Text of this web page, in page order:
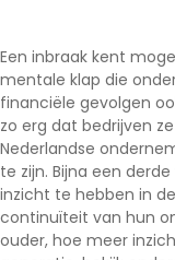
Een inbraak kent
mentale klap die
financiële gevolgen
zo erg dat bedrijven
Nederlandse
te zijn. Bijna een
inzicht te hebben in
continuïteit van hun
ouder, hoe meer